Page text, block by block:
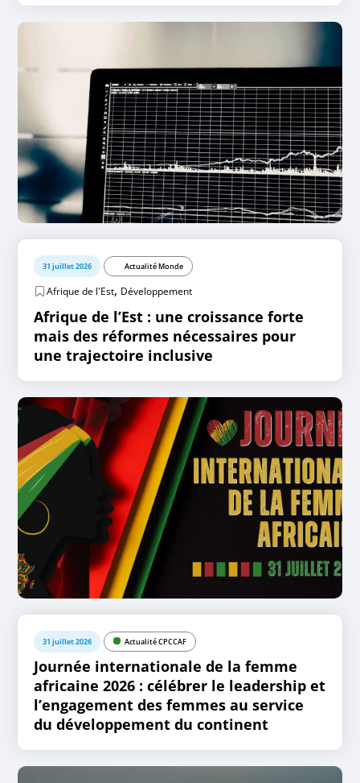
31 juillet 2026 Actualité Monde
Afrique de l'Est, Développement
Afrique de l’Est : une croissance forte
mais des réformes nécessaires pour
une trajectoire inclusive
31 juillet 2026 Actualité CPCCAF
Journée internationale de la femme
africaine 2026 : célébrer le leadership et
l’engagement des femmes au service
du développement du continent